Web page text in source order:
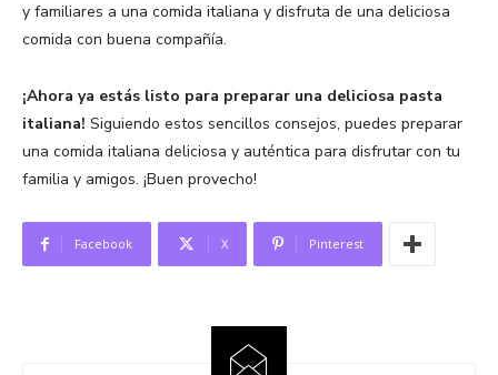
y familiares a una comida italiana y disfruta de una deliciosa
comida con buena compañía.
¡Ahora ya estás listo para preparar una deliciosa pasta
italiana! Siguiendo estos sencillos consejos, puedes preparar
una comida italiana deliciosa y auténtica para disfrutar con tu
familia y amigos. ¡Buen provecho!
Facebook X Pinterest